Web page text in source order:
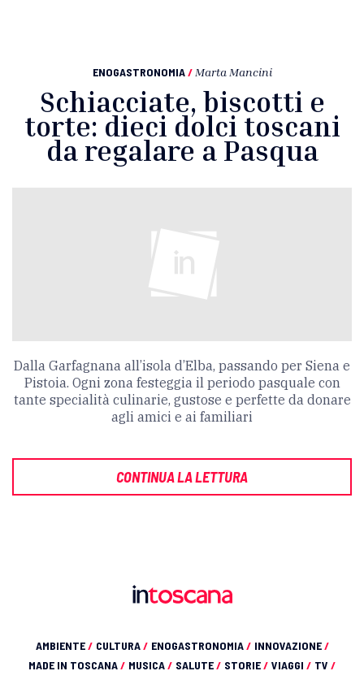
ENOGASTRONOMIA / Marta Mancini
Schiacciate, biscotti e
torte: dieci dolci toscani
da regalare a Pasqua
Dalla Garfagnana all’isola d’Elba, passando per Siena e
Pistoia. Ogni zona festeggia il periodo pasquale con
tante specialità culinarie, gustose e perfette da donare
agli amici e ai familiari
CONTINUA LA LETTURA
AMBIENTE/ CULTURA/ ENOGASTRONOMIA/ INNOVAZIONE/
MADE IN TOSCANA/ MUSICA/ SALUTE/ STORIE/ VIAGGI / TV /